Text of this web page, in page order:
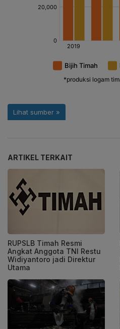
ARTIKEL TERKAIT
RUPSLB Timah Resmi
Angkat Anggota TNI Restu
Widiyantoro jadi Direktur
Utama